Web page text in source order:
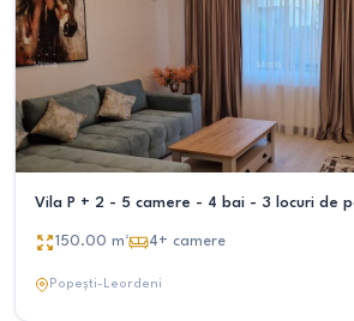
Vila P + 2 - 5 camere - 4 bai - 3 locuri de
150.00 m² 4+ camere
Popești-Leordeni